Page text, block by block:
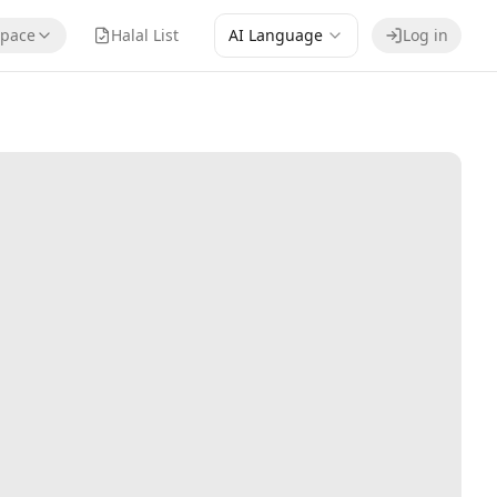
Halal List AI Language Log in